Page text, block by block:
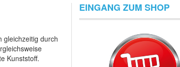
gleichzeitig durch
Kunststoff.
EINGANG ZUM SHOP